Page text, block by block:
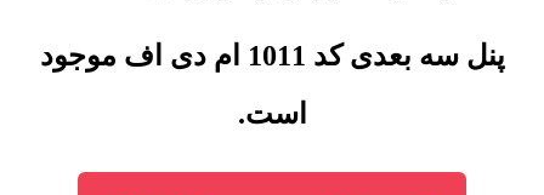
پنل سه بعدی کد 1011 ام دی اف موجود
است.